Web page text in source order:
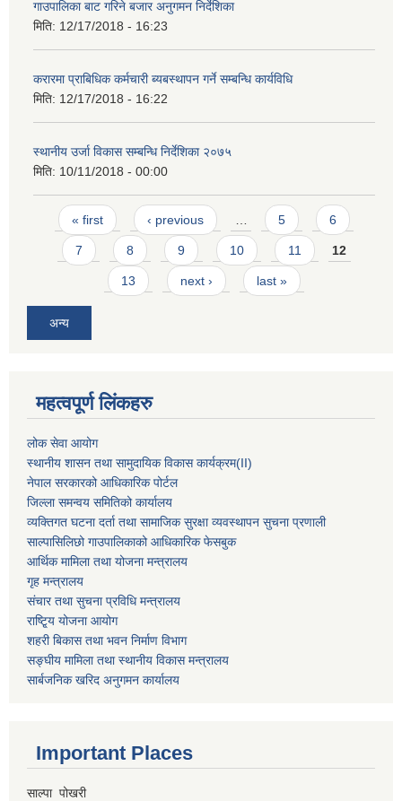
गाउपालिका बाट गरिने बजार अनुगमन निर्देशिका
मिति: 12/17/2018 - 16:23
करारमा प्राबिधिक कर्मचारी ब्यबस्थापन गर्ने सम्बन्धि कार्यविधि
मिति: 12/17/2018 - 16:22
स्थानीय उर्जा विकास सम्बन्धि निर्देशिका २०७५
मिति: 10/11/2018 - 00:00
Pages
« first ‹ previous … 5 6
7 8 9 10 11 12
13 next › last »
अन्य
महत्वपूर्ण लिंकहरु
लोक सेवा आयोग
स्थानीय शासन तथा सामुदायिक विकास कार्यक्रम(II)
नेपाल सरकारको आधिकारिक पोर्टल
जिल्ला समन्वय समितिको कार्यालय
व्यक्तिगत घटना दर्ता तथा सामाजिक सुरक्षा व्यवस्थापन सुचना प्रणाली
साल्पासिलिछो गाउपालिकाको आधिकारिक फेसबुक
आर्थिक मामिला तथा योजना मन्त्रालय
गृह मन्त्रालय
संचार तथा सुचना प्रविधि मन्त्रालय
राष्टि्ृय योजना आयोग
शहरी बिकास तथा भवन निर्माण विभाग
सङ्घीय मामिला तथा स्थानीय विकास मन्त्रालय
सार्बजनिक खरिद अनुगमन कार्यालय
Important Places
साल्पा पोखरी